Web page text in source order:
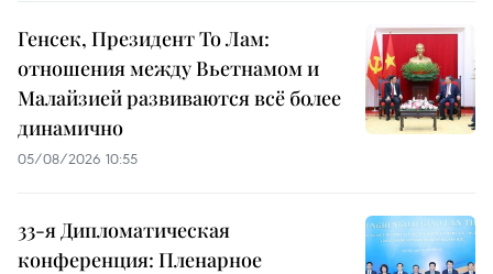
Генсек, Президент То Лам:
отношения между Вьетнамом и
Малайзией развиваются всё более
динамично
05/08/2026 10:55
33-я Дипломатическая
конференция: Пленарное